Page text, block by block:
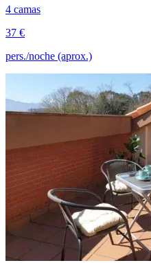
4 camas
37 €
pers./noche (aprox.)